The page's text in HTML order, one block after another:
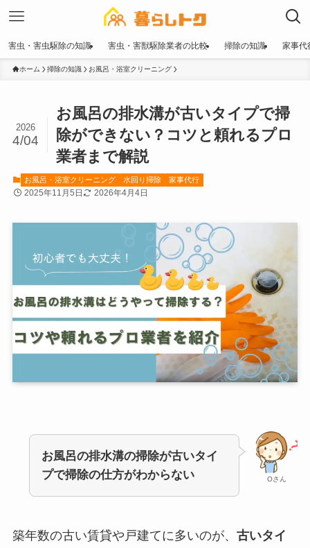
害虫・害虫駆除の知識 害虫・害獣駆除業者の比較 掃除の知識 家事代
ホーム 掃除の知識 お風呂・浴室クリーニング
お風呂の排水溝が古いタイプで掃
除ができない？コツと頼れるプロ
業者まで解説
2026
4/04
お風呂・浴室クリーニング 水回り掃除 家事代行
2025年11月5日 2026年4月4日
Oさん
お風呂の排水溝の掃除が古いタイ
プで掃除の仕方がわからない
築年数の古い賃貸や戸建てに多いのが、 古いタイ